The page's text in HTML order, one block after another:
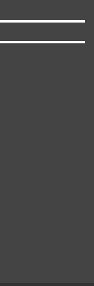
बैंक (1.88
भारती
प्रतिशत), टेक
(1.36
इंफोसिस (1.30
पावरग्रिड